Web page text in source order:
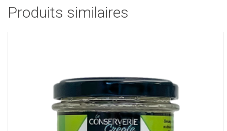
Produits similaires